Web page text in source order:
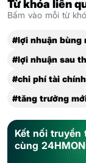
Từ khóa liên
Bấm vào mỗi từ
#lợi nhuận bùng
#lợi nhuận sau
#chi phí tài chính
#tăng trưởng
Kết nối truyền
cùng